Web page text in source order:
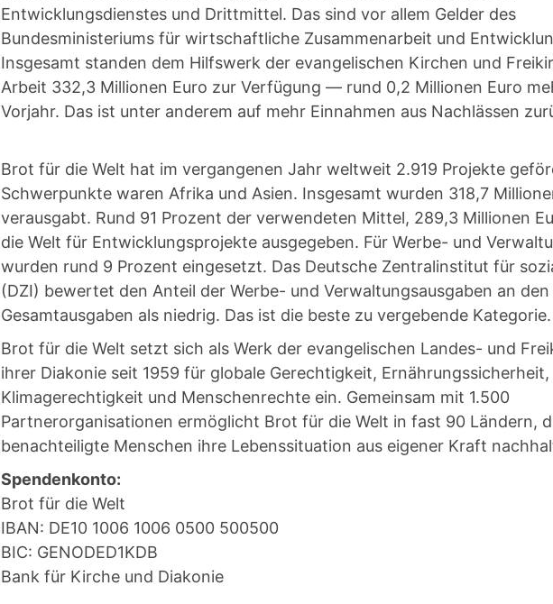
Entwicklungsdienstes und Drittmittel. Das sind vor allem Gelder des
Bundesministeriums für wirtschaftliche Zusammenarbeit und
Insgesamt standen dem Hilfswerk der evangelischen Kirchen und
Arbeit 332,3 Millionen Euro zur Verfügung — rund 0,2 Millionen Euro
Vorjahr. Das ist unter anderem auf mehr Einnahmen aus Nachlässen
Brot für die Welt hat im vergangenen Jahr weltweit 2.919 Projekte
Schwerpunkte waren Afrika und Asien. Insgesamt wurden 318,7
verausgabt. Rund 91 Prozent der verwendeten Mittel, 289,3 Millionen
die Welt für Entwicklungsprojekte ausgegeben. Für Werbe- und
wurden rund 9 Prozent eingesetzt. Das Deutsche Zentralinstitut für
(DZI) bewertet den Anteil der Werbe- und Verwaltungsausgaben an den
Gesamtausgaben als niedrig. Das ist die beste zu vergebende Kategorie.
Brot für die Welt setzt sich als Werk der evangelischen Landes- und
ihrer Diakonie seit 1959 für globale Gerechtigkeit, Ernährungssicherheit,
Klimagerechtigkeit und Menschenrechte ein. Gemeinsam mit 1.500
Partnerorganisationen ermöglicht Brot für die Welt in fast 90 Ländern,
benachteiligte Menschen ihre Lebenssituation aus eigener Kraft
Spendenkonto:
Brot für die Welt
IBAN: DE10 1006 1006 0500 500500
BIC: GENODED1KDB
Bank für Kirche und Diakonie